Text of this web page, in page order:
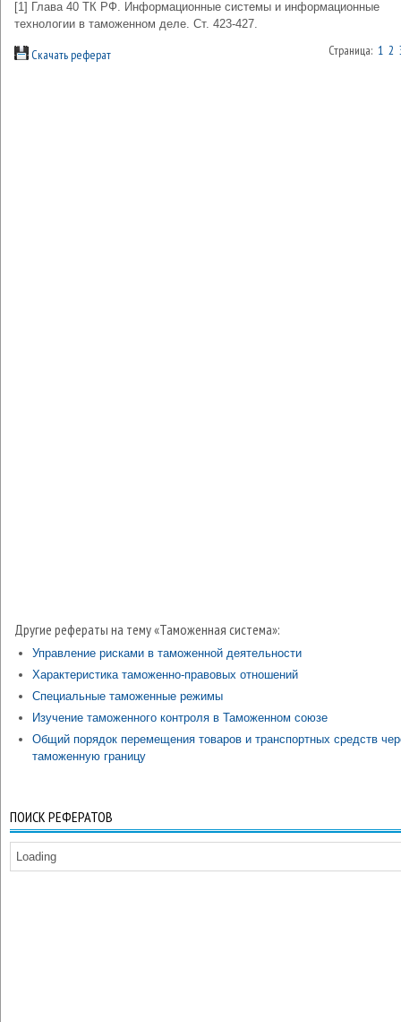
[1] Глава 40 ТК РФ. Информационные системы и информационные
технологии в таможенном деле. Ст. 423-427.
Скачать реферат Страница: 1 2
Другие рефераты на тему «Таможенная система»:
Управление рисками в таможенной деятельности
Характеристика таможенно-правовых отношений
Специальные таможенные режимы
Изучение таможенного контроля в Таможенном союзе
Общий порядок перемещения товаров и транспортных средств
таможенную границу
ПОИСК РЕФЕРАТОВ
Loading